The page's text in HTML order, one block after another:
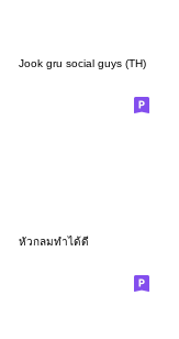
Jook gru social guys (TH)
หัวกลมทำได้ดี